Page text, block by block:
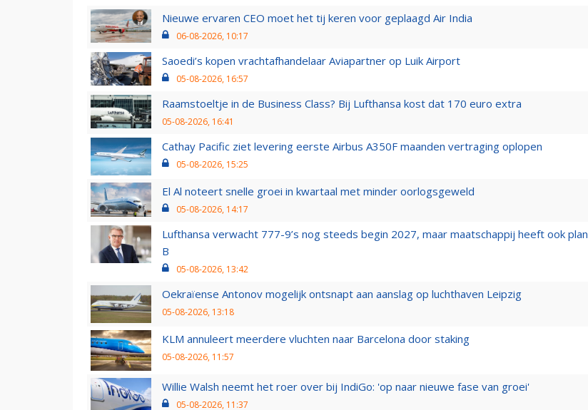
Nieuwe ervaren CEO moet het tij keren voor geplaagd Air India
06-08-2026, 10:17
Saoedi’s kopen vrachtafhandelaar Aviapartner op Luik Airport
05-08-2026, 16:57
Raamstoeltje in de Business Class? Bij Lufthansa kost dat 170 euro extra
05-08-2026, 16:41
Cathay Pacific ziet levering eerste Airbus A350F maanden vertraging oplopen
05-08-2026, 15:25
El Al noteert snelle groei in kwartaal met minder oorlogsgeweld
05-08-2026, 14:17
Lufthansa verwacht 777-9’s nog steeds begin 2027, maar maatschappij heeft ook plan
B
05-08-2026, 13:42
Oekraïense Antonov mogelijk ontsnapt aan aanslag op luchthaven Leipzig
05-08-2026, 13:18
KLM annuleert meerdere vluchten naar Barcelona door staking
05-08-2026, 11:57
Willie Walsh neemt het roer over bij IndiGo: 'op naar nieuwe fase van groei'
05-08-2026, 11:37